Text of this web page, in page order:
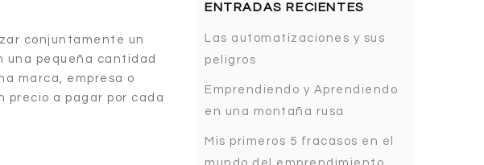
conjuntamente un
una pequeña cantidad
marca, empresa o
precio a pagar por cada
ENTRADAS RECIENTES
Las automatizaciones y sus
peligros
Emprendiendo y Aprendiendo
en una montaña rusa
Mis primeros 5 fracasos en el